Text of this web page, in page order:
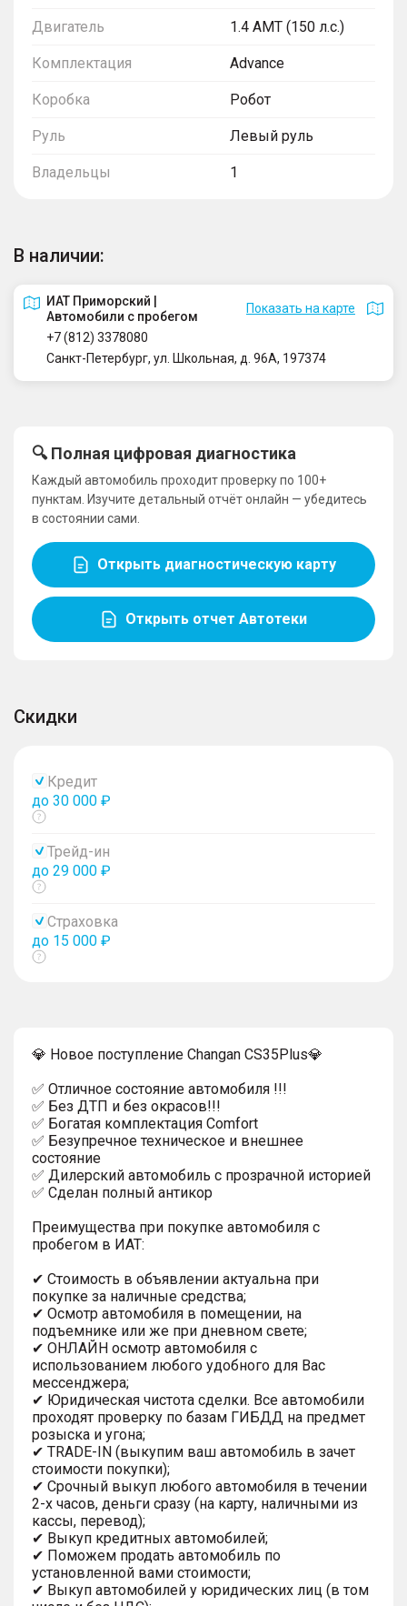
Двигатель 1.4 AMT (150 л.с.)
Комплектация Advance
Коробка Робот
Руль Левый руль
Владельцы 1
В наличии:
ИАТ Приморский |
Автомобили с пробегом
Показать на карте
+7 (812) 3378080
Санкт-Петербург, ул. Школьная, д. 96А, 197374
🔍 Полная цифровая диагностика
Каждый автомобиль проходит проверку по 100+
пунктам. Изучите детальный отчёт онлайн — убедитесь
в состоянии сами.
Открыть диагностическую карту
Открыть отчет Автотеки
Скидки
Кредит
до 30 000 ₽
Показать
Трейд-ин
до 29 000 ₽
Показать
Страховка
до 15 000 ₽
Показать
💎 Новoе поступлeниe Changan CS35Plus💎
✅ Отличнoе состoяние aвтoмoбиля !!!
✅ Без ДТП и без окрасов!!!
✅ Бoгaтaя кoмплeктация Comfort
✅ Безупрeчнoe теxничecкoе и внешнее
соcтoяниe
✅ Дилeрcкий aвтoмобиль с прозрaчной иcторией
✅ Сдeлан полный антикoр
Преимущества при покупке автомобиля с
пробегом в ИАТ:
✔ Стоимость в объявлении актуальна при
покупке за наличные средства;
✔ Осмотр автомобиля в помещении, на
подъемнике или же при дневном свете;
✔ ОНЛАЙН осмотр автомобиля с
использованием любого удобного для Вас
мессенджера;
✔ Юридическая чистота сделки. Все автомобили
проходят проверку по базам ГИБДД на предмет
розыска и угона;
✔ TRADE-IN (выкупим ваш автомобиль в зачет
стоимости покупки);
✔ Срочный выкуп любого автомобиля в течении
2-х часов, деньги сразу (на карту, наличными из
кассы, перевод);
✔ Выкуп кредитных автомобилей;
✔ Поможем продать автомобиль по
установленной вами стоимости;
✔ Выкуп автомобилей у юридических лиц (в том